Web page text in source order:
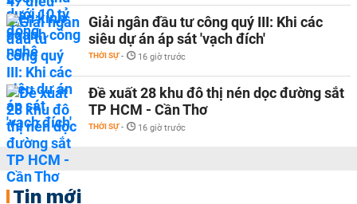
Giải ngân đầu tư công quý III: Khi các
siêu dự án áp sát 'vạch đích'
THỜI SỰ - 16 giờ trước
Đề xuất 28 khu đô thị nén dọc đường sắt
TP HCM - Cần Thơ
THỜI SỰ - 16 giờ trước
Tin mới